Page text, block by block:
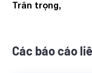
Trân trọng,
Các báo cáo